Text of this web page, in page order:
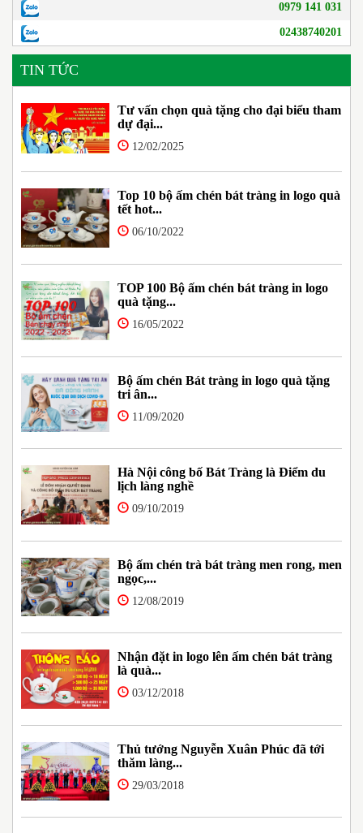
0979 141 031
02438740201
TIN TỨC
Tư vấn chọn quà tặng cho đại biểu tham
dự đại...
12/02/2025
Top 10 bộ ấm chén bát tràng in logo quà
tết hot...
06/10/2022
TOP 100 Bộ ấm chén bát tràng in logo
quà tặng...
16/05/2022
Bộ ấm chén Bát tràng in logo quà tặng
tri ân...
11/09/2020
Hà Nội công bố Bát Tràng là Điểm du
lịch làng nghề
09/10/2019
Bộ ấm chén trà bát tràng men rong, men
ngọc,...
12/08/2019
Nhận đặt in logo lên ấm chén bát tràng
là quà...
03/12/2018
Thủ tướng Nguyễn Xuân Phúc đã tới
thăm làng...
29/03/2018